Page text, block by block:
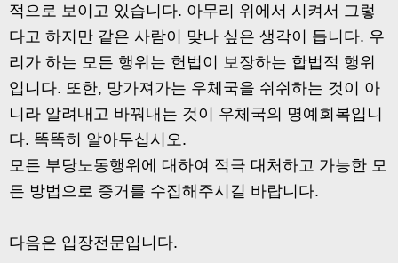
적으로 보이고 있습니다. 아무리 위에서 시켜서 그렇
다고 하지만 같은 사람이 맞나 싶은 생각이 듭니다. 우
리가 하는 모든 행위는 헌법이 보장하는 합법적 행위
입니다. 또한, 망가져가는 우체국을 쉬쉬하는 것이 아
니라 알려내고 바꿔내는 것이 우체국의 명예회복입니
다. 똑똑히 알아두십시오.
모든 부당노동행위에 대하여 적극 대처하고 가능한 모
든 방법으로 증거를 수집해주시길 바랍니다.
다음은 입장전문입니다.